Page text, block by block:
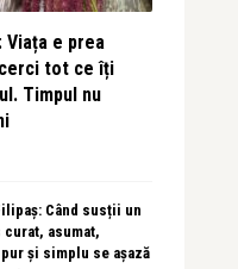
Viața e prea
tot ce îți
Timpul nu
Când susții un
asumat,
și simplu se așază